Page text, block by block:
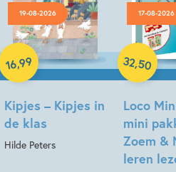
19-08-2026
Kipjes – Kipjes in
de klas
Hilde Peters
16,99
Hardcover
17-08-2026
Loco
mini
Zoem &
leren
32,50
Paperback